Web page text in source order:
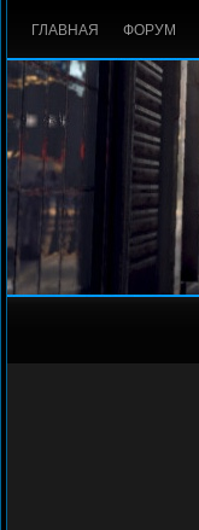
ГЛАВНАЯ ФОРУМ